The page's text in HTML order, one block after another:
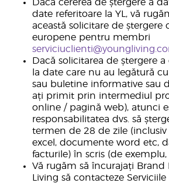
Dacă cererea de ștergere a
date referitoare la YL, vă
această solicitare de ștergere
europene pentru membri
Dacă solicitarea de ștergere
la date care nu au legătură
sau buletine informative sau
ați primit prin intermediul
online / pagină web), atunci
responsabilitatea dvs. să
termen de 28 de zile (inclusiv
excel, documente word etc,
facturile) în scris (de exemplu,
Vă rugăm să încurajați Brand
Living să contacteze